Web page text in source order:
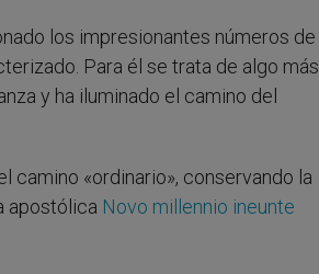
los impresionantes números de
Para él se trata de algo más
y ha iluminado el camino del
camino «ordinario», conservando la
apostólica Novo millennio ineunte